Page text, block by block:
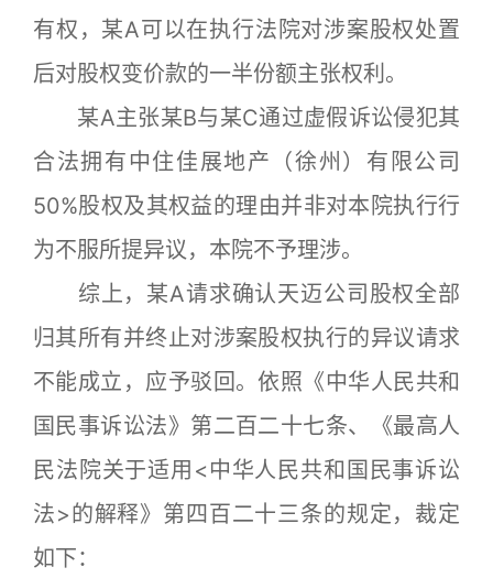
有权，某A可以在执行法院对涉案股权处置
后对股权变价款的一半份额主张权利。
某A主张某B与某C通过虚假诉讼侵犯其
合法拥有中住佳展地产（徐州）有限公司
50%股权及其权益的理由并非对本院执行行
为不服所提异议，本院不予理涉。
综上，某A请求确认天迈公司股权全部
归其所有并终止对涉案股权执行的异议请求
不能成立，应予驳回。依照《中华人民共和
国民事诉讼法》第二百二十七条、《最高人
民法院关于适用<中华人民共和国民事诉讼
法>的解释》第四百二十三条的规定，裁定
如下：